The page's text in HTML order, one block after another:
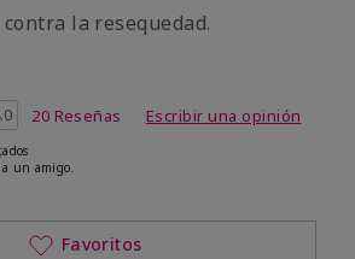
la resequedad.
de 3,7 de 5
20 Reseñas Escribir una opinión
a un amigo.
Favoritos